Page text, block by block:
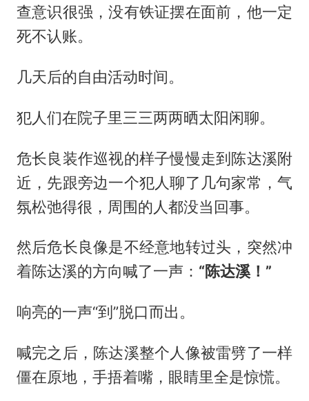
查意识很强，没有铁证摆在面前，他一定
死不认账。
几天后的自由活动时间。
犯人们在院子里三三两两晒太阳闲聊。
危长良装作巡视的样子慢慢走到陈达溪附
近，先跟旁边一个犯人聊了几句家常，气
氛松弛得很，周围的人都没当回事。
然后危长良像是不经意地转过头，突然冲
着陈达溪的方向喊了一声： “陈达溪！”
响亮的一声“到”脱口而出。
喊完之后，陈达溪整个人像被雷劈了一样
僵在原地，手捂着嘴，眼睛里全是惊慌。